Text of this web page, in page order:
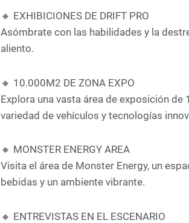
🔸 EXHIBICIONES DE DRIFT PRO
Asómbrate con las habilidades y la
aliento.
🔸 10.000M2 DE ZONA EXPO
Explora una vasta área de exposición
variedad de vehículos y tecnologías
🔸 MONSTER ENERGY AREA
Visita el área de Monster Energy, un
bebidas y un ambiente vibrante.
🔸 ENTREVISTAS EN EL ESCENARIO